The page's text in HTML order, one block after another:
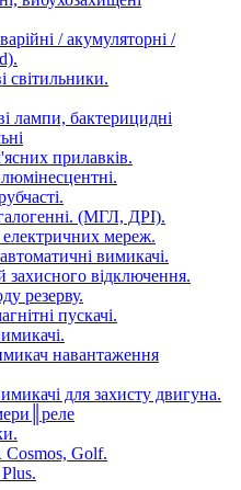
/ акумуляторні /
світильники.
лампи, бактерицидні
прилавків.
(МГЛ, ДРІ).
мереж.
вимикачі.
відключення.
резерву.
пускачі.
навантаження
для захисту двигуна.
Golf.